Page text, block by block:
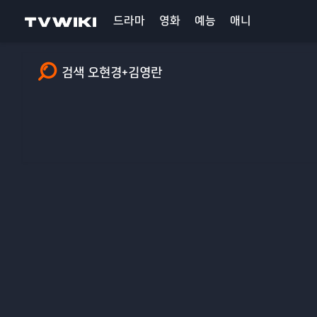
드라마 영화 예능 애니
검색 오현경+김영란